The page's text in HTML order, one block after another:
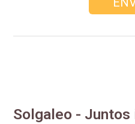
Solgaleo -